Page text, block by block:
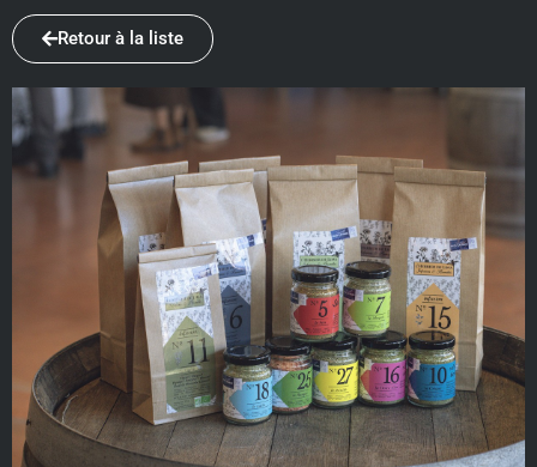
Retour à la liste